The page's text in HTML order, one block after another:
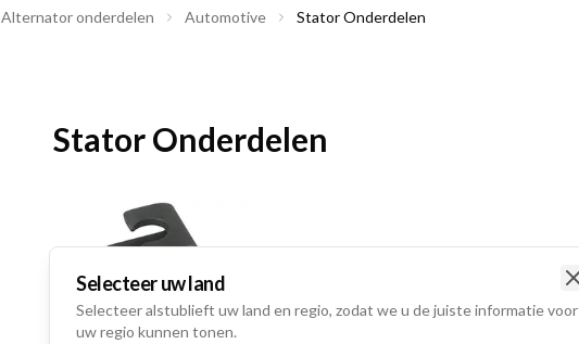
Alternator onderdelen Automotive Stator Onderdelen
Stator Onderdelen
Diverse
Selecteer uw land
Selecteer alstublieft uw land en regio, zodat we u de juiste informatie voor
uw regio kunnen tonen.